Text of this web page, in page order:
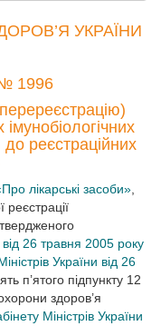
УКРАЇНИ
1996
реєстраційних
лікарські засоби»
від 26 травня 2005 року
України від 26
п’ятого підпункту 12
здоров’я
Міністрів України